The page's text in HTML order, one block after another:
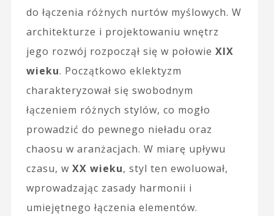
do łączenia różnych nurtów myślowych. W
architekturze i projektowaniu wnętrz
jego rozwój rozpoczął się w połowie XIX
wieku. Początkowo eklektyzm
charakteryzował się swobodnym
łączeniem różnych stylów, co mogło
prowadzić do pewnego nieładu oraz
chaosu w aranżacjach. W miarę upływu
czasu, w XX wieku, styl ten ewoluował,
wprowadzając zasady harmonii i
umiejętnego łączenia elementów.